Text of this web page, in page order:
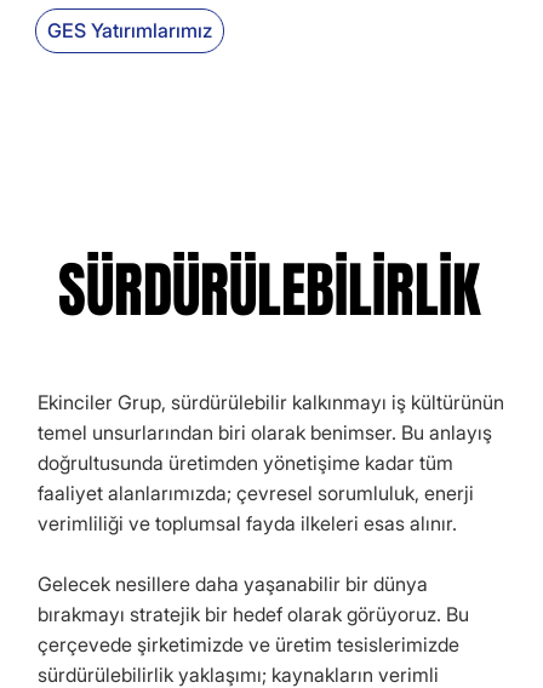
GES Yatırımlarımız
SÜRDÜRÜLEBİLİRLİK
SÜRDÜRÜLEBİLİRLİK
Ekinciler Grup, sürdürülebilir kalkınmayı iş kültürünün
temel unsurlarından biri olarak benimser. Bu anlayış
doğrultusunda üretimden yönetişime kadar tüm
faaliyet alanlarımızda; çevresel sorumluluk, enerji
verimliliği ve toplumsal fayda ilkeleri esas alınır.
Gelecek nesillere daha yaşanabilir bir dünya
bırakmayı stratejik bir hedef olarak görüyoruz. Bu
çerçevede şirketimizde ve üretim tesislerimizde
sürdürülebilirlik yaklaşımı; kaynakların verimli